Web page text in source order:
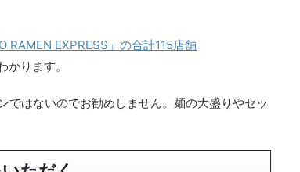
RAMEN EXPRESS」の合計115店舗
ります。
ではないのでお勧めしません。麺の大盛りやセッ